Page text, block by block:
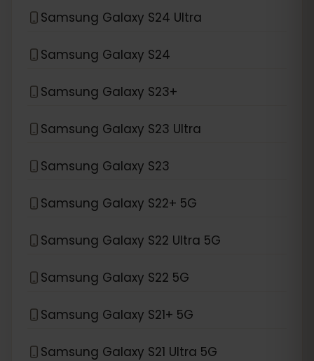
Samsung Galaxy S24 Ultra
Samsung Galaxy S24
Samsung Galaxy S23+
Samsung Galaxy S23 Ultra
Samsung Galaxy S23
Samsung Galaxy S22+ 5G
Samsung Galaxy S22 Ultra 5G
Samsung Galaxy S22 5G
Samsung Galaxy S21+ 5G
Samsung Galaxy S21 Ultra 5G